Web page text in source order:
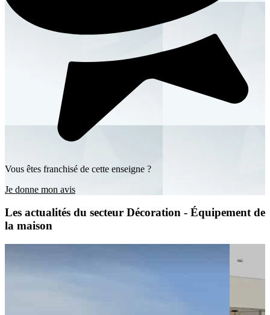
Vous êtes franchisé de cette enseigne ?
Je donne mon avis
Les actualités du secteur Décoration - Équipement de
la maison